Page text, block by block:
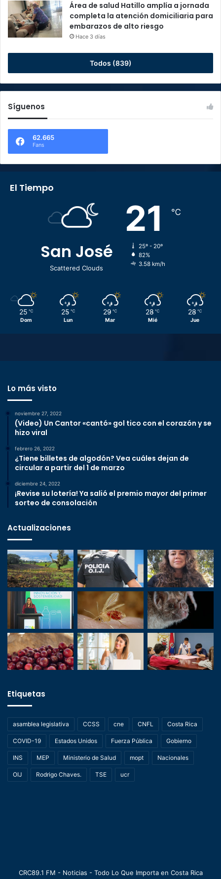
Área de salud Hatillo amplía a jornada
completa la atención domiciliaria para
embarazos de alto riesgo
Hace 3 días
Todos (839)
Síguenos
62.665
Fans
El Tiempo
San José
Scattered Clouds
21 ℃
25º - 20º
82%
3.58 km/h
25 ℃
Dom
25 ℃
Lun
29 ℃
Mar
28 ℃
Mié
28 ℃
Jue
Lo más visto
noviembre 27, 2022
(Video) Un Cantor «cantó» gol tico con el corazón y se
hizo viral
febrero 26, 2022
¿Tiene billetes de algodón? Vea cuáles dejan de
circular a partir del 1 de marzo
diciembre 24, 2022
¡Revise su lotería! Ya salió el premio mayor del primer
sorteo de consolación
Actualizaciones
Etiquetas
asamblea legislativa CCSS cne CNFL Costa Rica
COVID-19 Estados Unidos Fuerza Pública Gobierno
INS MEP Ministerio de Salud mopt Nacionales
OIJ Rodrigo Chaves. TSE ucr
CRC89.1 FM - Noticias - Todo Lo Que Importa en Costa Rica